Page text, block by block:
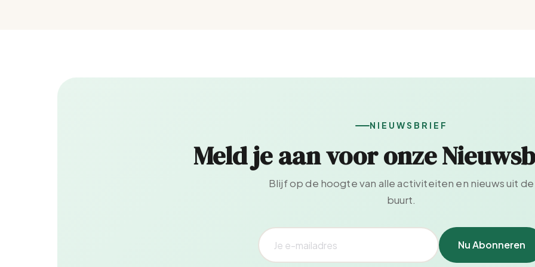
NIEUWSBRIEF
Meld je aan voor onze
Blijf op de hoogte van alle activiteiten en nieuws uit de
buurt.
Nu Abonneren